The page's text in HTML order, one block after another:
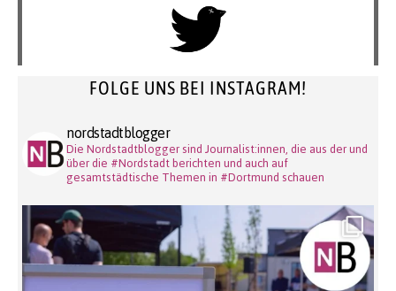
FOLGE UNS BEI INSTAGRAM!
nordstadtblogger
Die Nordstadtblogger sind Journalist:innen, die aus der und
über die #Nordstadt berichten und auch auf
gesamtstädtische Themen in #Dortmund schauen